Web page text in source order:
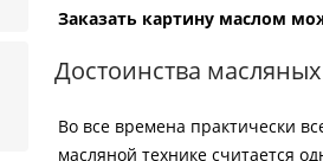
Заказать картину маслом
Достоинства
Во все времена практически
масляной технике считается